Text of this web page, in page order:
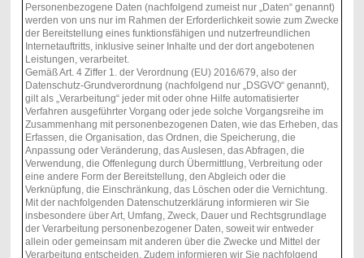
Personenbezogene Daten (nachfolgend zumeist nur „Daten“ genannt)
werden von uns nur im Rahmen der Erforderlichkeit sowie zum Zwecke
der Bereitstellung eines funktionsfähigen und nutzerfreundlichen
Internetauftritts, inklusive seiner Inhalte und der dort angebotenen
Leistungen, verarbeitet.
Gemäß Art. 4 Ziffer 1. der Verordnung (EU) 2016/679, also der
Datenschutz-Grundverordnung (nachfolgend nur „DSGVO“ genannt),
gilt als „Verarbeitung“ jeder mit oder ohne Hilfe automatisierter
Verfahren ausgeführter Vorgang oder jede solche Vorgangsreihe im
Zusammenhang mit personenbezogenen Daten, wie das Erheben, das
Erfassen, die Organisation, das Ordnen, die Speicherung, die
Anpassung oder Veränderung, das Auslesen, das Abfragen, die
Verwendung, die Offenlegung durch Übermittlung, Verbreitung oder
eine andere Form der Bereitstellung, den Abgleich oder die
Verknüpfung, die Einschränkung, das Löschen oder die Vernichtung.
Mit der nachfolgenden Datenschutzerklärung informieren wir Sie
insbesondere über Art, Umfang, Zweck, Dauer und Rechtsgrundlage
der Verarbeitung personenbezogener Daten, soweit wir entweder
allein oder gemeinsam mit anderen über die Zwecke und Mittel der
Verarbeitung entscheiden. Zudem informieren wir Sie nachfolgend